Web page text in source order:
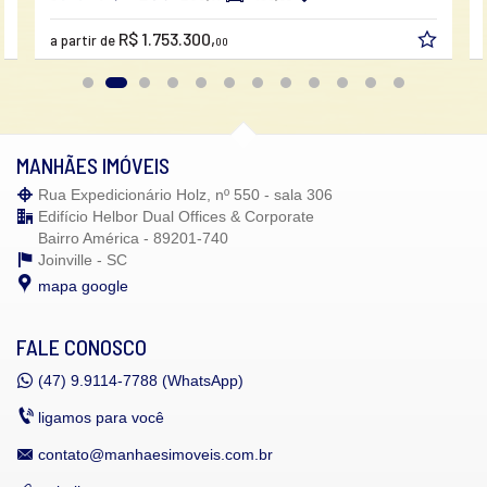
a partir de R$ 1.753.300,00
MANHÃES IMÓVEIS
Rua Expedicionário Holz, nº 550 - sala 306
Edifício Helbor Dual Offices & Corporate
Bairro América - 89201-740
Joinville - SC
mapa google
FALE CONOSCO
(47) 9.9114-7788 (WhatsApp)
ligamos para você
contato@manhaesimoveis.com.br